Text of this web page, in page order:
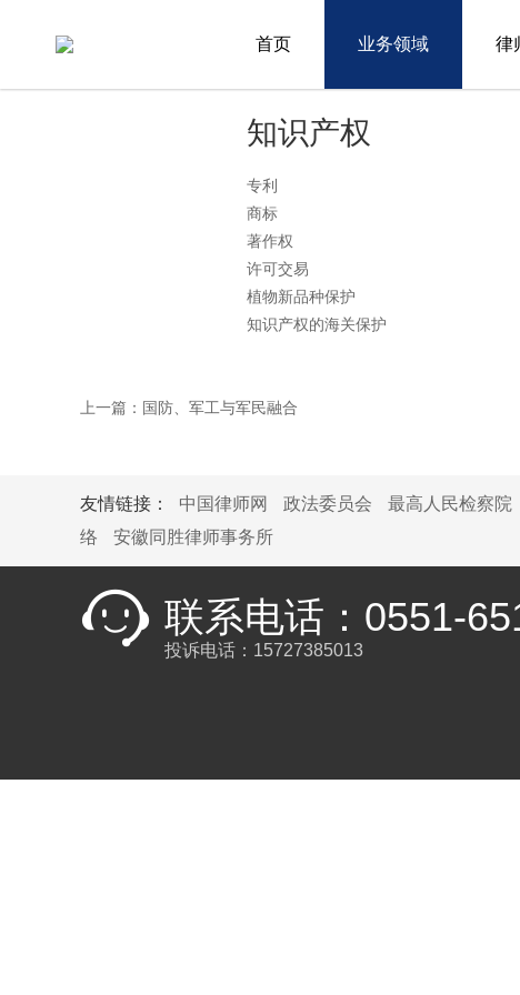
首页 业务领域 律
业务详情
知识产权
专利
商标
著作权
许可交易
植物新品种保护
知识产权的海关保护
上一篇：国防、军工与军民融合
友情链接： 中国律师网 政法委员会 最高人民检察院
络
安徽同胜律师事务所
联系电话：0551-
投诉电话：15727385013